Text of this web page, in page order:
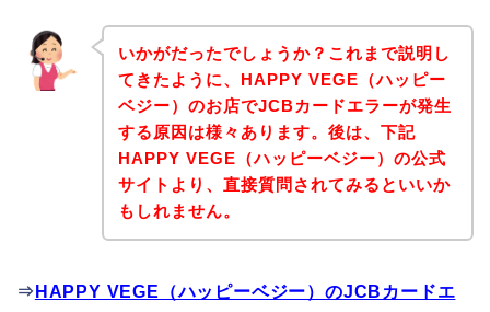
いかがだったでしょうか？これまで説明し
てきたように、HAPPY VEGE（ハッピー
ベジー）のお店でJCBカードエラーが発生
する原因は様々あります。後は、下記
HAPPY VEGE（ハッピーベジー）の公式
サイトより、直接質問されてみるといいか
もしれません。
⇒ HAPPY VEGE（ハッピーベジー）のJCBカードエ